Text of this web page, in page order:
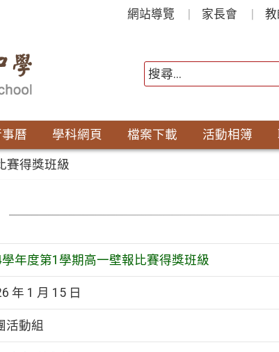
網站導覽 家長會
曆 學科網頁 檔案下載 活動相簿
賽得獎班級
學年度第1學期高一壁報比賽得獎班級
年 1 月 15 日
活動組